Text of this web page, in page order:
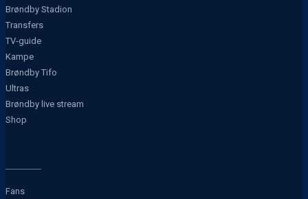
Brøndby Stadion
Transfers
TV-guide
Kampe
Brøndby Tifo
Ultras
Brøndby live stream
Shop
Fans